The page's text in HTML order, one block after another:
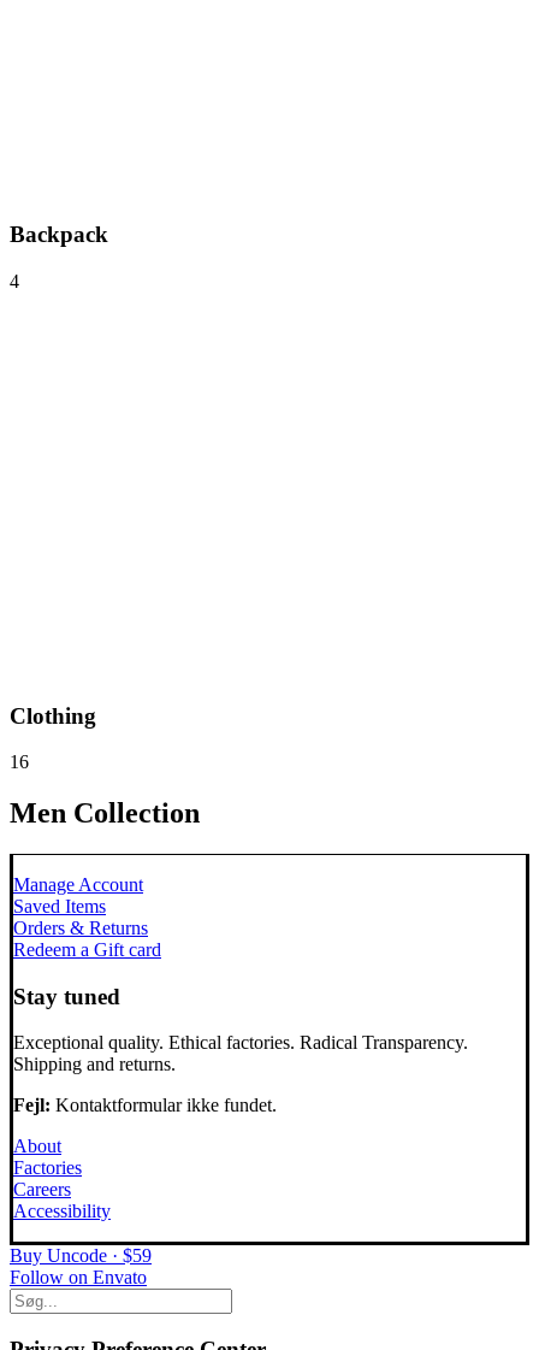
Backpack
4
Clothing
16
Men Collection
Manage Account
Saved Items
Orders & Returns
Redeem a Gift card
Stay tuned
Exceptional quality. Ethical factories. Radical Transparency.
Shipping and returns.
Fejl: Kontaktformular ikke fundet.
About
Factories
Careers
Accessibility
Buy Uncode · $59
Follow on Envato